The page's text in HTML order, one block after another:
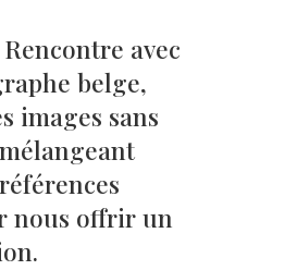
avec
belge,
images sans
nous offrir un